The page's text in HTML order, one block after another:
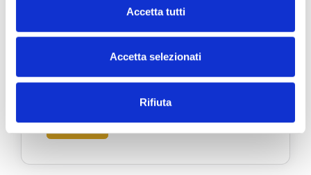
Accetta tutti
Accetta selezionati
Rifiuta
Portofino
SCOPRI